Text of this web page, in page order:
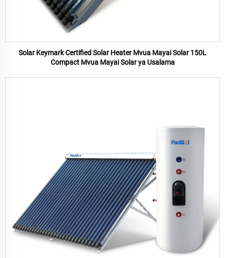
Solar Keymark Certified Solar Heater Mvua Mayai Solar 150L
Compact Mvua Mayai Solar ya Usalama